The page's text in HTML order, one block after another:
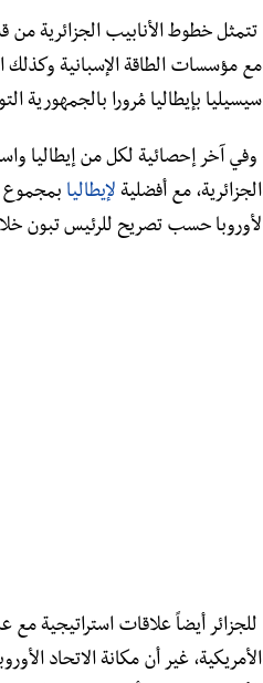
تتمثل خطوط الأنابيب الجزائرية من
مع مؤسسات الطاقة الإسبانية وكذلك
سيسيليا بإيطاليا مُرورا بالجمهورية
وفي آخر إحصائية لكل من إيطاليا
الجزائرية، مع أفضلية لإيطاليا
لأوروبا حسب تصريح للرئيس تبون خلال
للجزائر أيضاً علاقات استراتيجية مع
الأمريكية، غير أن مكانة الاتحاد